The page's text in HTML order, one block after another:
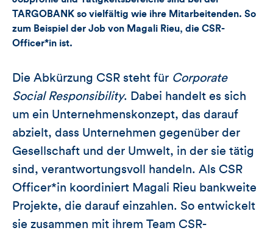
TARGOBANK so vielfältig wie ihre Mitarbeitenden. So
zum Beispiel der Job von Magali Rieu, die CSR-
Officer*in ist.
Die Abkürzung CSR steht für Corporate
Social Responsibility. Dabei handelt es sich
um ein Unternehmenskonzept, das darauf
abzielt, dass Unternehmen gegenüber der
Gesellschaft und der Umwelt, in der sie tätig
sind, verantwortungsvoll handeln. Als CSR
Officer*in koordiniert Magali Rieu bankweite
Projekte, die darauf einzahlen. So entwickelt
sie zusammen mit ihrem Team CSR-